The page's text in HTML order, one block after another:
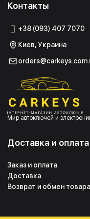
Контакты
+38 (093) 407 7070
Киев, Украина
Мир автоключей и
Доставка и оплата
Заказ и оплата
Доставка
Возврат и обмен товара